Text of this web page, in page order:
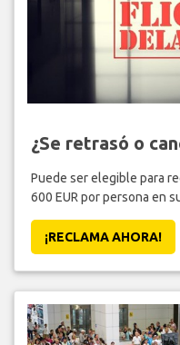
¿Se retrasó o
Puede ser elegible para
600 EUR por persona en
¡RECLAMA AHORA!